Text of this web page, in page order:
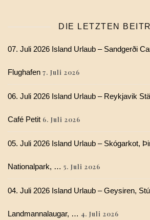
DIE LETZTEN
07. Juli 2026 Island Urlaub – Sandgerði
Flughafen 7. Juli 2026
06. Juli 2026 Island Urlaub – Reykjavik
Café Petit 6. Juli 2026
05. Juli 2026 Island Urlaub – Skógarkot,
Nationalpark, … 5. Juli 2026
04. Juli 2026 Island Urlaub – Geysiren,
Landmannalaugar, … 4. Juli 2026